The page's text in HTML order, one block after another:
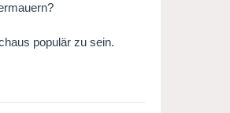
populär zu sein.